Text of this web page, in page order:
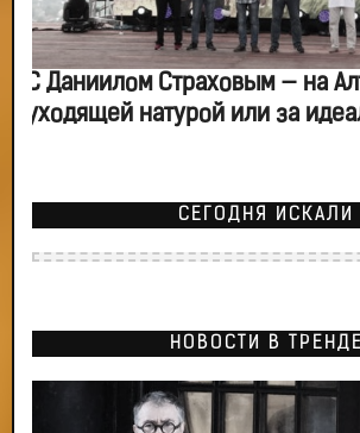
С Даниилом Страховым — на
уходящей натурой или за
СЕГОДНЯ ИСКАЛИ
НОВОСТИ В ТРЕНДЕ